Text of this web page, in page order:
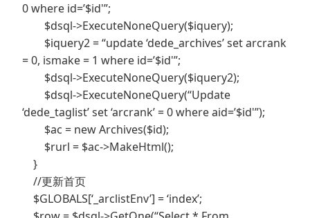
0 where id=’$id'”;
$dsql->ExecuteNoneQuery($iquery);
$iquery2 = “update ‘dede_archives’ set arcrank
= 0, ismake = 1 where id=’$id'”;
$dsql->ExecuteNoneQuery($iquery2);
$dsql->ExecuteNoneQuery(“Update
‘dede_taglist’ set ‘arcrank’ = 0 where aid=’$id'”);
$ac = new Archives($id);
$rurl = $ac->MakeHtml();
}
//更新首页
$GLOBALS[‘_arclistEnv’] = ‘index’;